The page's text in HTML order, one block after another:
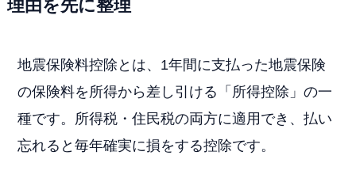
理由を先に整理
地震保険料控除とは、1年間に支払った地震保険
の保険料を所得から差し引ける「所得控除」の一
種です。所得税・住民税の両方に適用でき、払い
忘れると毎年確実に損をする控除です。